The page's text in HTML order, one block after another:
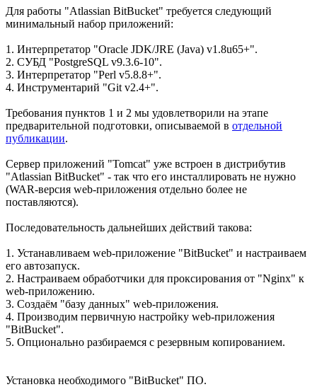
Для работы "Atlassian BitBucket" требуется следующий
минимальный набор приложений:
1. Интерпретатор "Oracle JDK/JRE (Java) v1.8u65+".
2. СУБД "PostgreSQL v9.3.6-10".
3. Интерпретатор "Perl v5.8.8+".
4. Инструментарий "Git v2.4+".
Требования пунктов 1 и 2 мы удовлетворили на этапе
предварительной подготовки, описываемой в отдельной
публикации.
Сервер приложений "Tomcat" уже встроен в дистрибутив
"Atlassian BitBucket" - так что его инсталлировать не нужно
(WAR-версия web-приложения отдельно более не
поставляются).
Последовательность дальнейших действий такова:
1. Устанавливаем web-приложение "BitBucket" и настраиваем
его автозапуск.
2. Настраиваем обработчики для проксирования от "Nginx" к
web-приложению.
3. Создаём "базу данных" web-приложения.
4. Производим первичную настройку web-приложения
"BitBucket".
5. Опционально разбираемся с резервным копированием.
Установка необходимого "BitBucket" ПО.